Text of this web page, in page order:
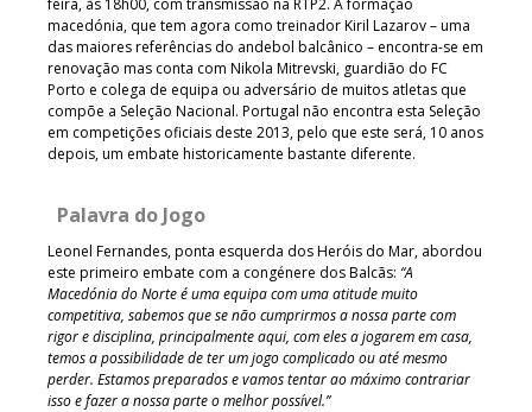
feira, às 18h00, com transmissão na RTP2. A formação
macedónia, que tem agora como treinador Kiril Lazarov – uma
das maiores referências do andebol balcânico – encontra-se em
renovação mas conta com Nikola Mitrevski, guardião do FC
Porto e colega de equipa ou adversário de muitos atletas que
compõe a Seleção Nacional. Portugal não encontra esta Seleção
em competições oficiais deste 2013, pelo que este será, 10 anos
depois, um embate historicamente bastante diferente.
Palavra do Jogo
Leonel Fernandes, ponta esquerda dos Heróis do Mar, abordou
este primeiro embate com a congénere dos Balcãs: “A
Macedónia do Norte é uma equipa com uma atitude muito
competitiva, sabemos que se não cumprirmos a nossa parte com
rigor e disciplina, principalmente aqui, com eles a jogarem em casa,
temos a possibilidade de ter um jogo complicado ou até mesmo
perder. Estamos preparados e vamos tentar ao máximo contrariar
isso e fazer a nossa parte o melhor possível.”